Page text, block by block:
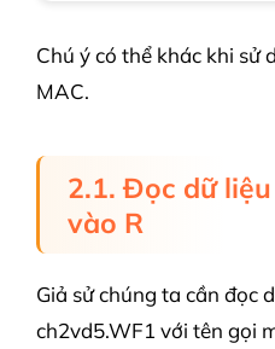
Chú ý có thể khác khi sử
MAC.
2.1. Đọc dữ
vào R
Giả sử chúng ta cần đọc
ch2vd5.WF1 với tên gọi